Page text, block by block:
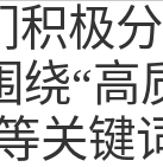
积极
“高
关